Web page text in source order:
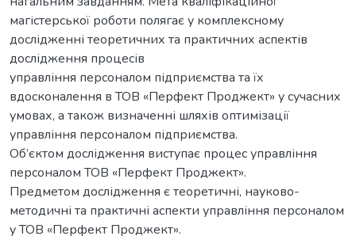
магістерської роботи полягає у комплексному
дослідженні теоретичних та практичних аспектів
дослідження процесів
управління персоналом підприємства та їх
вдосконалення в ТОВ «Перфект Проджект» у сучасних
умовах, а також визначенні шляхів оптимізації
управління персоналом підприємства.
Об’єктом дослідження виступає процес управління
персоналом ТОВ «Перфект Проджект».
Предметом дослідження є теоретичні, науково-
методичні та практичні аспекти управління персоналом
у ТОВ «Перфект Проджект».